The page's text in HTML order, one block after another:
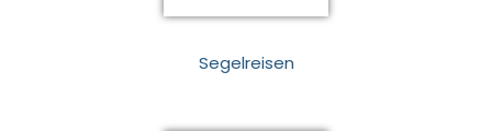
Segelreisen